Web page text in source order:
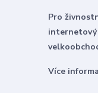
Pro
internetový
Více